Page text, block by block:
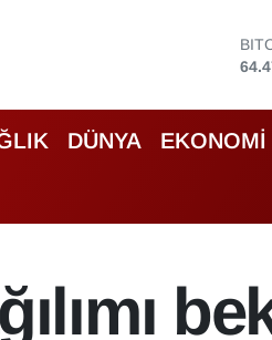
DÜNYA EKONOMİ